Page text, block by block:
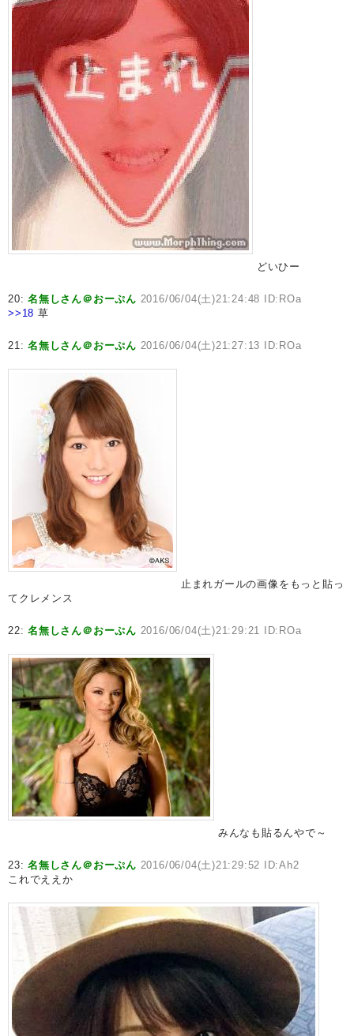
どいひー
20:名無しさん＠おーぷん 2016/06/04(土)21:24:48 ID:ROa
>>18 草
21:名無しさん＠おーぷん 2016/06/04(土)21:27:13 ID:ROa
止まれガールの画像をもっと貼っ
てクレメンス
22:名無しさん＠おーぷん 2016/06/04(土)21:29:21 ID:ROa
みんなも貼るんやで～
23:名無しさん＠おーぷん 2016/06/04(土)21:29:52 ID:Ah2
これでええか